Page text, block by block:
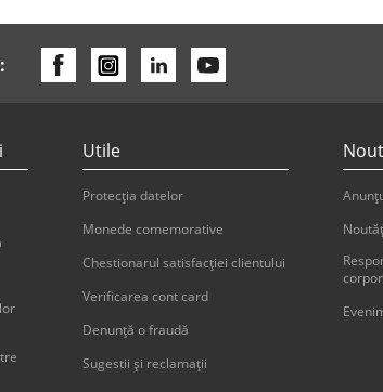
Utile
Protecția datelor
Monede comemorative
Chestionarul satisfacției clientului
Verificarea cont card
Denunţă o fraudă
Sugestii şi reclamaţii